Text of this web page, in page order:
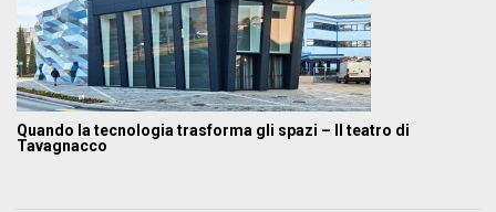
Quando la tecnologia trasforma gli spazi – Il teatro di
Tavagnacco